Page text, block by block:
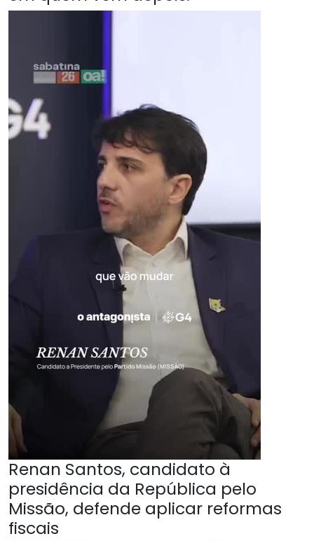
Renan Santos, candidato à
presidência da República pelo
Missão, defende aplicar reformas
fiscais